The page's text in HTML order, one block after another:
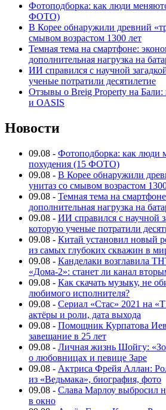
Фотоподборка: как люди
ФОТО)
В Корее обнаружили древний
смывом возрастом 1300 лет
Темная тема на смартфоне:
дополнительная нагрузка на
ИИ справился с научной
ученые потратили десятилетие
Отзывы о Breig Property на
и OASIS
Новости
09.08 - Фотоподборка: как люди
похудения (15 ФОТО)
09.08 - В Корее обнаружили
унитаз со смывом возрастом
09.08 - Темная тема на
дополнительная нагрузка на
09.08 - ИИ справился с научной
которую ученые потратили
09.08 - Китай установил новый
из самых глубоких скважин в
09.08 - Канделаки возглавила
«Дома-2»: станет ли канал
09.08 - Как скачать музыку, не
любимого исполнителя?
09.08 - Сериал «Стас» 2021 на
актёры и роли, дата выхода
09.08 - Помощник Курпатова
завещание в 25 лет
09.08 - Личная жизнь Шойгу:
о любовницах и певице Заре
09.08 - Актриса Фрейя Аллан:
из «Ведьмака», биография, фото
09.08 - Слава Марлоу выбросил
в окно